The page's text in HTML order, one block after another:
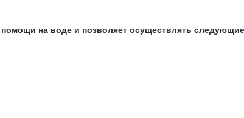
на воде и позволяет осуществлять